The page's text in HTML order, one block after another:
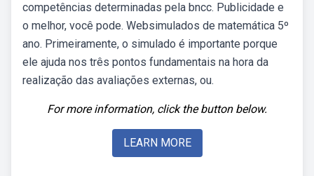
competências determinadas pela bncc. Publicidade e
o melhor, você pode. Websimulados de matemática 5º
ano. Primeiramente, o simulado é importante porque
ele ajuda nos três pontos fundamentais na hora da
realização das avaliações externas, ou.
For more information, click the button below.
LEARN MORE